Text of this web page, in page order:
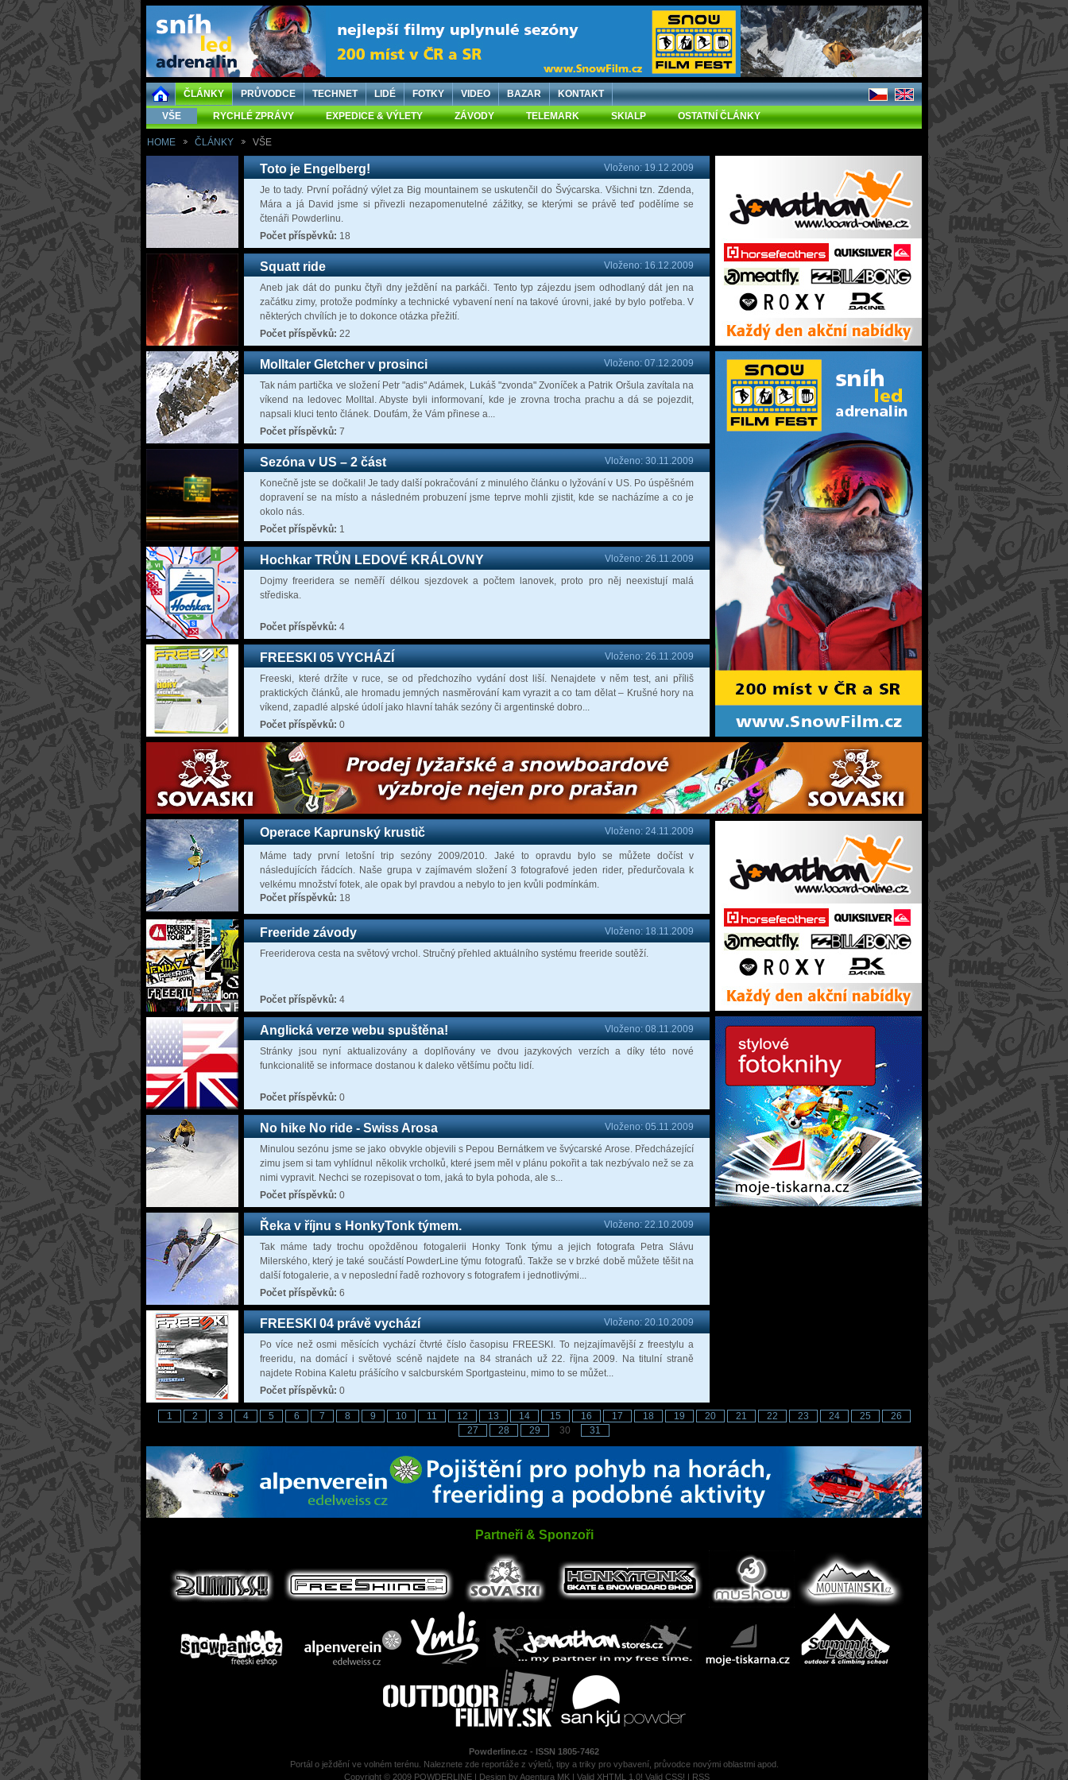
ČLÁNKY PRŮVODCE TECHNET LIDÉ FOTKY VIDEO BAZAR
KONTAKT
VŠE
RYCHLÉ ZPRÁVY EXPEDICE & VÝLETY ZÁVODY TELEMARK SKIALP OSTATNÍ ČLÁNKY
HOME ČLÁNKY VŠE
Toto je Engelberg!
Vloženo: 19.12.2009
Je to tady. První pořádný výlet za Big mountainem se uskutenčil do Švýcarska. Všichni tzn. Zdenda,
Mára a já David jsme si přivezli nezapomenutelné zážitky, se kterými se právě teď podělíme se
čtenáři Powderlinu.
Počet příspěvků: 18
Squatt ride
Vloženo: 16.12.2009
Aneb jak dát do punku čtyři dny ježdění na parkáči. Tento typ zájezdu jsem odhodlaný dát jen na
začátku zimy, protože podmínky a technické vybavení není na takové úrovni, jaké by bylo potřeba. V
některých chvílích je to dokonce otázka přežití.
Počet příspěvků: 22
Molltaler Gletcher v prosinci
Vloženo: 07.12.2009
Tak nám partička ve složení Petr "adis" Adámek, Lukáš "zvonda" Zvoníček a Patrik Oršula zavítala na
víkend na ledovec Molltal. Abyste byli informovaní, kde je zrovna trocha prachu a dá se pojezdit,
napsali kluci tento článek. Doufám, že Vám přinese a...
Počet příspěvků: 7
Sezóna v US – 2 část
Vloženo: 30.11.2009
Konečně jste se dočkali! Je tady další pokračování z minulého článku o lyžování v US. Po úspěšném
dopravení se na místo a následném probuzení jsme teprve mohli zjistit, kde se nacházíme a co je
okolo nás.
Počet příspěvků: 1
Hochkar TRŮN LEDOVÉ KRÁLOVNY
Vloženo: 26.11.2009
Dojmy freeridera se neměří délkou sjezdovek a počtem lanovek, proto pro něj neexistují malá
střediska.
Počet příspěvků: 4
FREESKI 05 VYCHÁZÍ
Vloženo: 26.11.2009
Freeski, které držíte v ruce, se od předchozího vydání dost liší. Nenajdete v něm test, ani příliš
praktických článků, ale hromadu jemných nasměrování kam vyrazit a co tam dělat – Krušné hory na
víkend, zapadlé alpské údolí jako hlavní tahák sezóny či argentinské dobro...
Počet příspěvků: 0
Operace Kaprunský krustič Vloženo: 24.11.2009
Máme tady první letošní trip sezóny 2009/2010. Jaké to opravdu bylo se můžete dočíst v
následujících řádcích. Naše grupa v zajímavém složení 3 fotografové jeden rider, předurčovala k
velkému množství fotek, ale opak byl pravdou a nebylo to jen kvůli podmínkám.
Počet příspěvků: 18
Freeride závody
Vloženo: 18.11.2009
Freeriderova cesta na světový vrchol. Stručný přehled aktuálního systému freeride soutěží.
Počet příspěvků: 4
Anglická verze webu spuštěna!
Vloženo: 08.11.2009
Stránky jsou nyní aktualizovány a doplňovány ve dvou jazykových verzích a díky této nové
funkcionalitě se informace dostanou k daleko většímu počtu lidí.
Počet příspěvků: 0
No hike No ride - Swiss Arosa
Vloženo: 05.11.2009
Minulou sezónu jsme se jako obvykle objevili s Pepou Bernátkem ve švýcarské Arose. Předcházející
zimu jsem si tam vyhlídnul několik vrcholků, které jsem měl v plánu pokořit a tak nezbývalo než se za
nimi vypravit. Nechci se rozepisovat o tom, jaká to byla pohoda, ale s...
Počet příspěvků: 0
Řeka v říjnu s HonkyTonk týmem.
Vloženo: 22.10.2009
Tak máme tady trochu opožděnou fotogalerii Honky Tonk týmu a jejich fotografa Petra Slávu
Milerského, který je také součástí PowderLine týmu fotografů. Takže se v brzké době můžete těšit na
další fotogalerie, a v neposlední řadě rozhovory s fotografem i jednotlivými...
Počet příspěvků: 6
FREESKI 04 právě vychází
Vloženo: 20.10.2009
Po více než osmi měsících vychází čtvrté číslo časopisu FREESKI. To nejzajímavější z freestylu a
freeridu, na domácí i světové scéně najdete na 84 stranách už 22. října 2009. Na titulní straně
najdete Robina Kaletu prášícího v salcburském Sportgasteinu, mimo to se můžet...
Počet příspěvků: 0
1 2 3 4 5 6 7 8 9 10 11 12 13 14 15 16 17 18 19 20 21 22 23 24 25
26
27
28 29 30 31
Partneři & Sponzoři
Powderline.cz - ISSN 1805-7462
Portál o ježdění ve volném terénu. Naleznete zde reportáže z výletů, tipy a triky pro vybavení, průvodce novými oblastmi apod.
Copyright © 2009 POWDERLINE | Design byAgentura MK | Valid XHTML 1.0! Valid CSS! | RSS